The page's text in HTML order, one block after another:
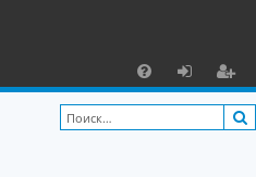
F
A
х
о
ег
и